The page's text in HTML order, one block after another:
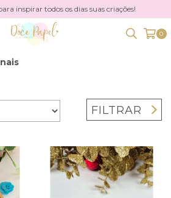
inspirar todos os dias suas criações!
0
FILTRAR